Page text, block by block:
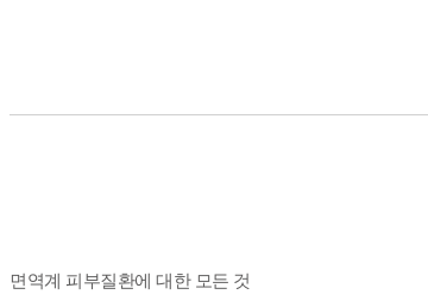
면역계 피부질환에 대한 모든 것